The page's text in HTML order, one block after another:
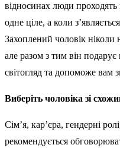
відносинах люди проходять
одне ціле, а коли
Захоплений чоловік ніколи
але разом з тим він
світогляд та допоможе вам
Виберіть чоловіка зі
Сім’я, кар’єра, гендерні
рекомендується